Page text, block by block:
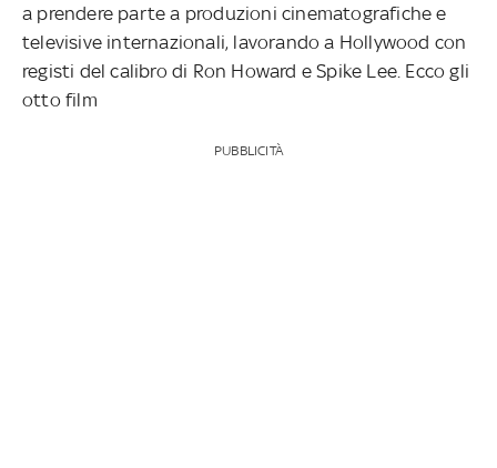
a prendere parte a produzioni cinematografiche e
televisive internazionali, lavorando a Hollywood con
registi del calibro di Ron Howard e Spike Lee. Ecco gli
otto film
PUBBLICITÀ